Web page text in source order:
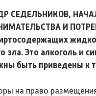
СЕДЕЛЬНИКОВ,
И
зла. Это алкоголь и
быть приведены к
на право